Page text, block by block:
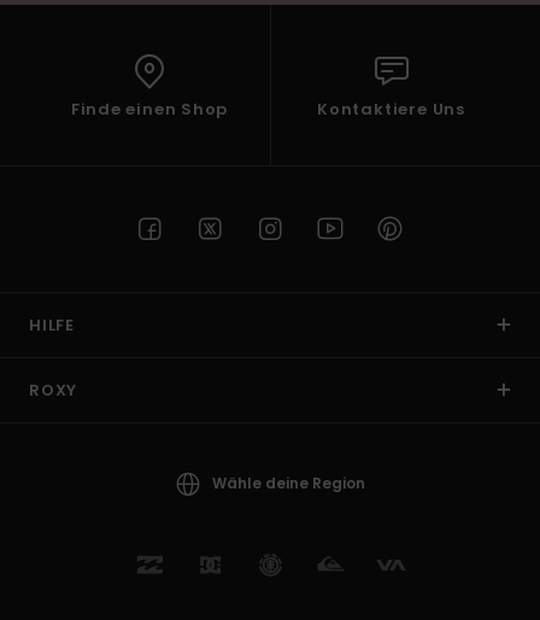
Finde einen Shop Kontaktiere Uns
HILFE
ROXY
Wähle deine Region